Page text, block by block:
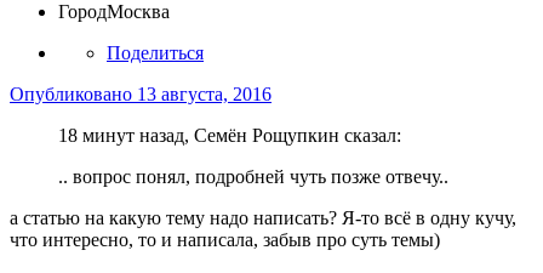
ГородМосква
Поделиться
Опубликовано 13 августа, 2016
18 минут назад, Семён Рощупкин сказал:
.. вопрос понял, подробней чуть позже отвечу..
а статью на какую тему надо написать? Я-то всё в одну кучу,
что интересно, то и написала, забыв про суть темы)